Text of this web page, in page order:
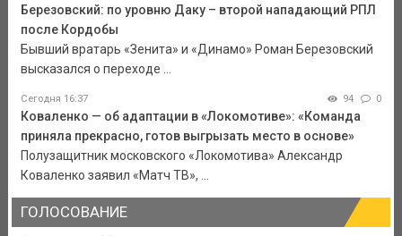
Березовский: по уровню Даку – второй нападающий РПЛ
после Кордобы
Бывший вратарь «Зенита» и «Динамо» Роман Березовский
высказался о переходе ...
Сегодня 16:37 94 0
Коваленко — об адаптации в «Локомотиве»: «Команда
приняла прекрасно, готов выгрызать место в основе»
Полузащитник московского «Локомотива» Александр
Коваленко заявил «Матч ТВ», ...
ГОЛОСОВАНИЕ